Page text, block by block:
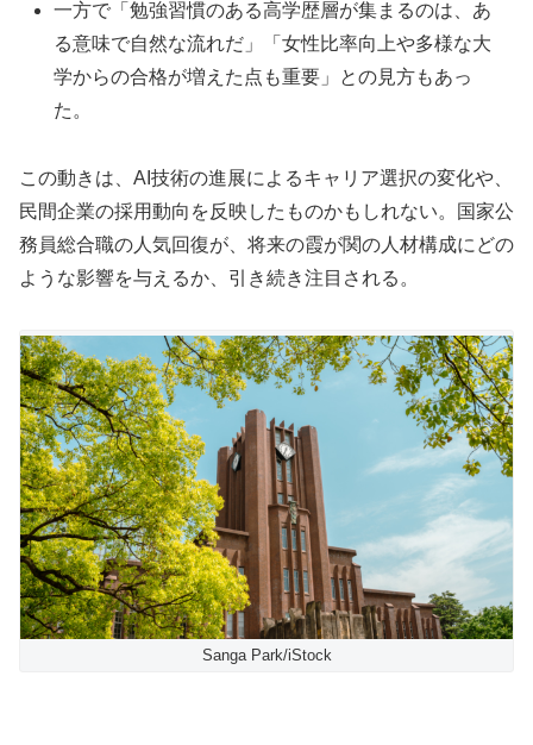
一方で「勉強習慣のある高学歴層が集まるのは、あ
る意味で自然な流れだ」「女性比率向上や多様な大
学からの合格が増えた点も重要」との見方もあっ
た。
この動きは、AI技術の進展によるキャリア選択の変化や、
民間企業の採用動向を反映したものかもしれない。国家公
務員総合職の人気回復が、将来の霞が関の人材構成にどの
ような影響を与えるか、引き続き注目される。
Sanga Park/iStock